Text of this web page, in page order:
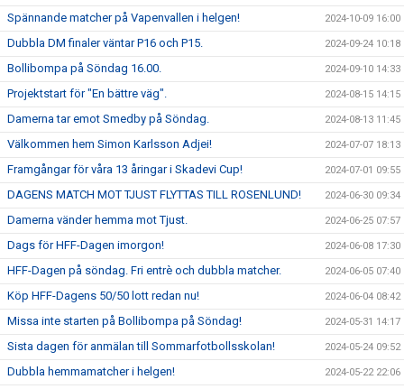
Spännande matcher på Vapenvallen i helgen! 2024-10-09 16:00
Dubbla DM finaler väntar P16 och P15. 2024-09-24 10:18
Bollibompa på Söndag 16.00. 2024-09-10 14:33
Projektstart för "En bättre väg". 2024-08-15 14:15
Damerna tar emot Smedby på Söndag. 2024-08-13 11:45
Välkommen hem Simon Karlsson Adjei! 2024-07-07 18:13
Framgångar för våra 13 åringar i Skadevi Cup! 2024-07-01 09:55
DAGENS MATCH MOT TJUST FLYTTAS TILL ROSENLUND! 2024-06-30 09:34
Damerna vänder hemma mot Tjust. 2024-06-25 07:57
Dags för HFF-Dagen imorgon! 2024-06-08 17:30
HFF-Dagen på söndag. Fri entrè och dubbla matcher. 2024-06-05 07:40
Köp HFF-Dagens 50/50 lott redan nu! 2024-06-04 08:42
Missa inte starten på Bollibompa på Söndag! 2024-05-31 14:17
Sista dagen för anmälan till Sommarfotbollsskolan! 2024-05-24 09:52
Dubbla hemmamatcher i helgen! 2024-05-22 22:06